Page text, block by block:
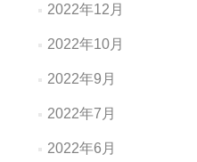
2022年12月
2022年10月
2022年9月
2022年7月
2022年6月